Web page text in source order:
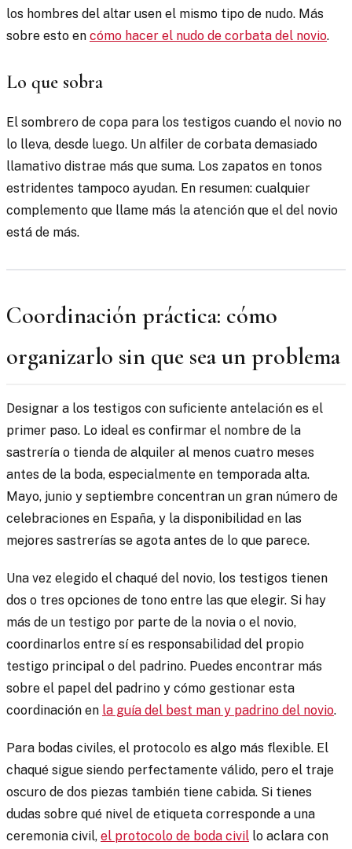
los hombres del altar usen el mismo tipo de nudo. Más
sobre esto en cómo hacer el nudo de corbata del novio.
Lo que sobra
El sombrero de copa para los testigos cuando el novio no
lo lleva, desde luego. Un alfiler de corbata demasiado
llamativo distrae más que suma. Los zapatos en tonos
estridentes tampoco ayudan. En resumen: cualquier
complemento que llame más la atención que el del novio
está de más.
Coordinación práctica: cómo
organizarlo sin que sea un problema
Designar a los testigos con suficiente antelación es el
primer paso. Lo ideal es confirmar el nombre de la
sastrería o tienda de alquiler al menos cuatro meses
antes de la boda, especialmente en temporada alta.
Mayo, junio y septiembre concentran un gran número de
celebraciones en España, y la disponibilidad en las
mejores sastrerías se agota antes de lo que parece.
Una vez elegido el chaqué del novio, los testigos tienen
dos o tres opciones de tono entre las que elegir. Si hay
más de un testigo por parte de la novia o el novio,
coordinarlos entre sí es responsabilidad del propio
testigo principal o del padrino. Puedes encontrar más
sobre el papel del padrino y cómo gestionar esta
coordinación en la guía del best man y padrino del novio.
Para bodas civiles, el protocolo es algo más flexible. El
chaqué sigue siendo perfectamente válido, pero el traje
oscuro de dos piezas también tiene cabida. Si tienes
dudas sobre qué nivel de etiqueta corresponde a una
ceremonia civil, el protocolo de boda civil lo aclara con